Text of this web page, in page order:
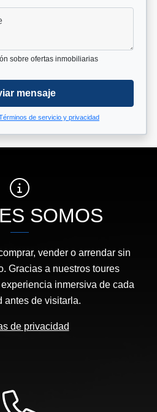
sobre ofertas inmobiliarias
mensaje
de servicio y privacidad
SOMOS
vender o arrendar sin
Gracias a nuestros toures
inmersiva de cada
antes de visitarla.
de privacidad